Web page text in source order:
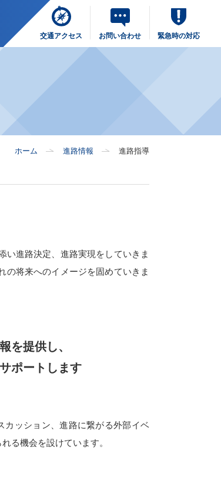
交通アクセス お問い合わせ 緊急時の対応
ホーム 進路情報 進路指導
い進路決定、進路実現をしていきま
の将来へのイメージを固めていきま
を提供し、
ポートします
カッション、進路に繋がる外部イベ
る機会を設けています。